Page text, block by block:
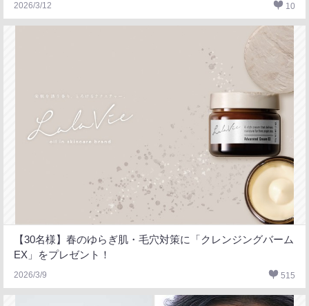
2026/3/12 10
【30名様】春のゆらぎ肌・毛穴対策に「クレンジングバーム
EX」をプレゼント！
2026/3/9 515